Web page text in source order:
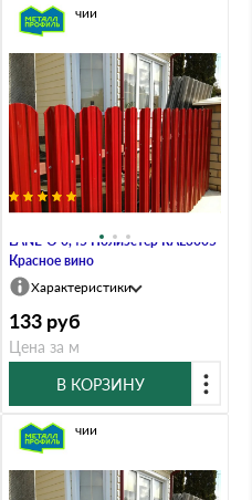
LАNE-O 0,45 Полиэстер RAL3005
Красное вино
В наличии
Характеристики
133 руб
Цена за м
В КОРЗИНУ
В наличии